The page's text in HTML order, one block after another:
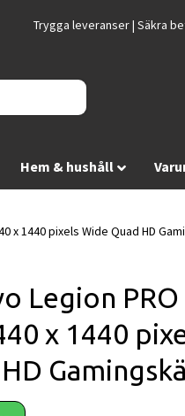
Trygga leveranser | Säkra
Hem & hushåll
x 1440 pixels Wide Quad HD
Legion
x 1440